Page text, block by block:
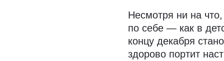
Несмотря ни на
по себе — как в
концу декабря
здорово портит